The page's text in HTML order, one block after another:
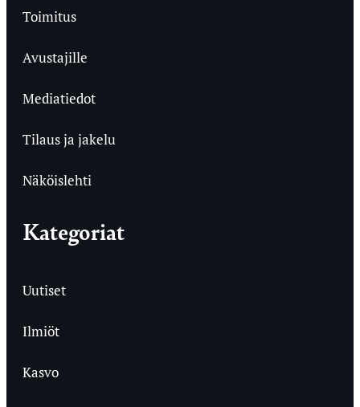
Toimitus
Avustajille
Mediatiedot
Tilaus ja jakelu
Näköislehti
Kategoriat
Uutiset
Ilmiöt
Kasvo